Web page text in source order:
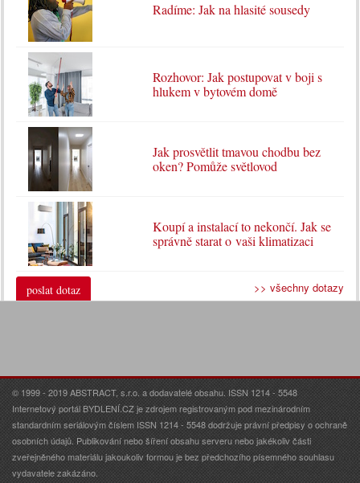
Radíme: Jak na hlasité sousedy
Rozhovor: Jak postupovat v boji s
hlukem v bytovém domě
Jak prosvětlit tmavou chodbu bez
oken? Pomůže světlovod
Koupí a instalací to nekončí. Jak se
správně starat o vaši klimatizaci
poslat dotaz >> všechny dotazy
© 1999 - 2019 ABSTRACT, s.r.o. a dodavatelé obsahu. ISSN 1214 - 5548
Internetový portál BYDLENÍ.CZ je zdrojem registrovaným pod mezinárodním
standardním seriálovým číslem ISSN 1214 - 5548 dodržuje právní předpisy o ochraně
osobních údajů. Publikování nebo šíření obsahu serveru nebo jakékoliv části
zveřejněného materiálu jakoukoliv formou je bez předchozího písemného souhlasu
vydavatele zakázáno.